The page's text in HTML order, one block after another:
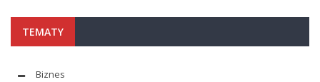
TEMATY
Biznes